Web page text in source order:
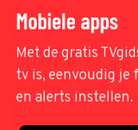
Mobiele apps
Met de gratis
tv is, eenvoudig je
en alerts instellen.